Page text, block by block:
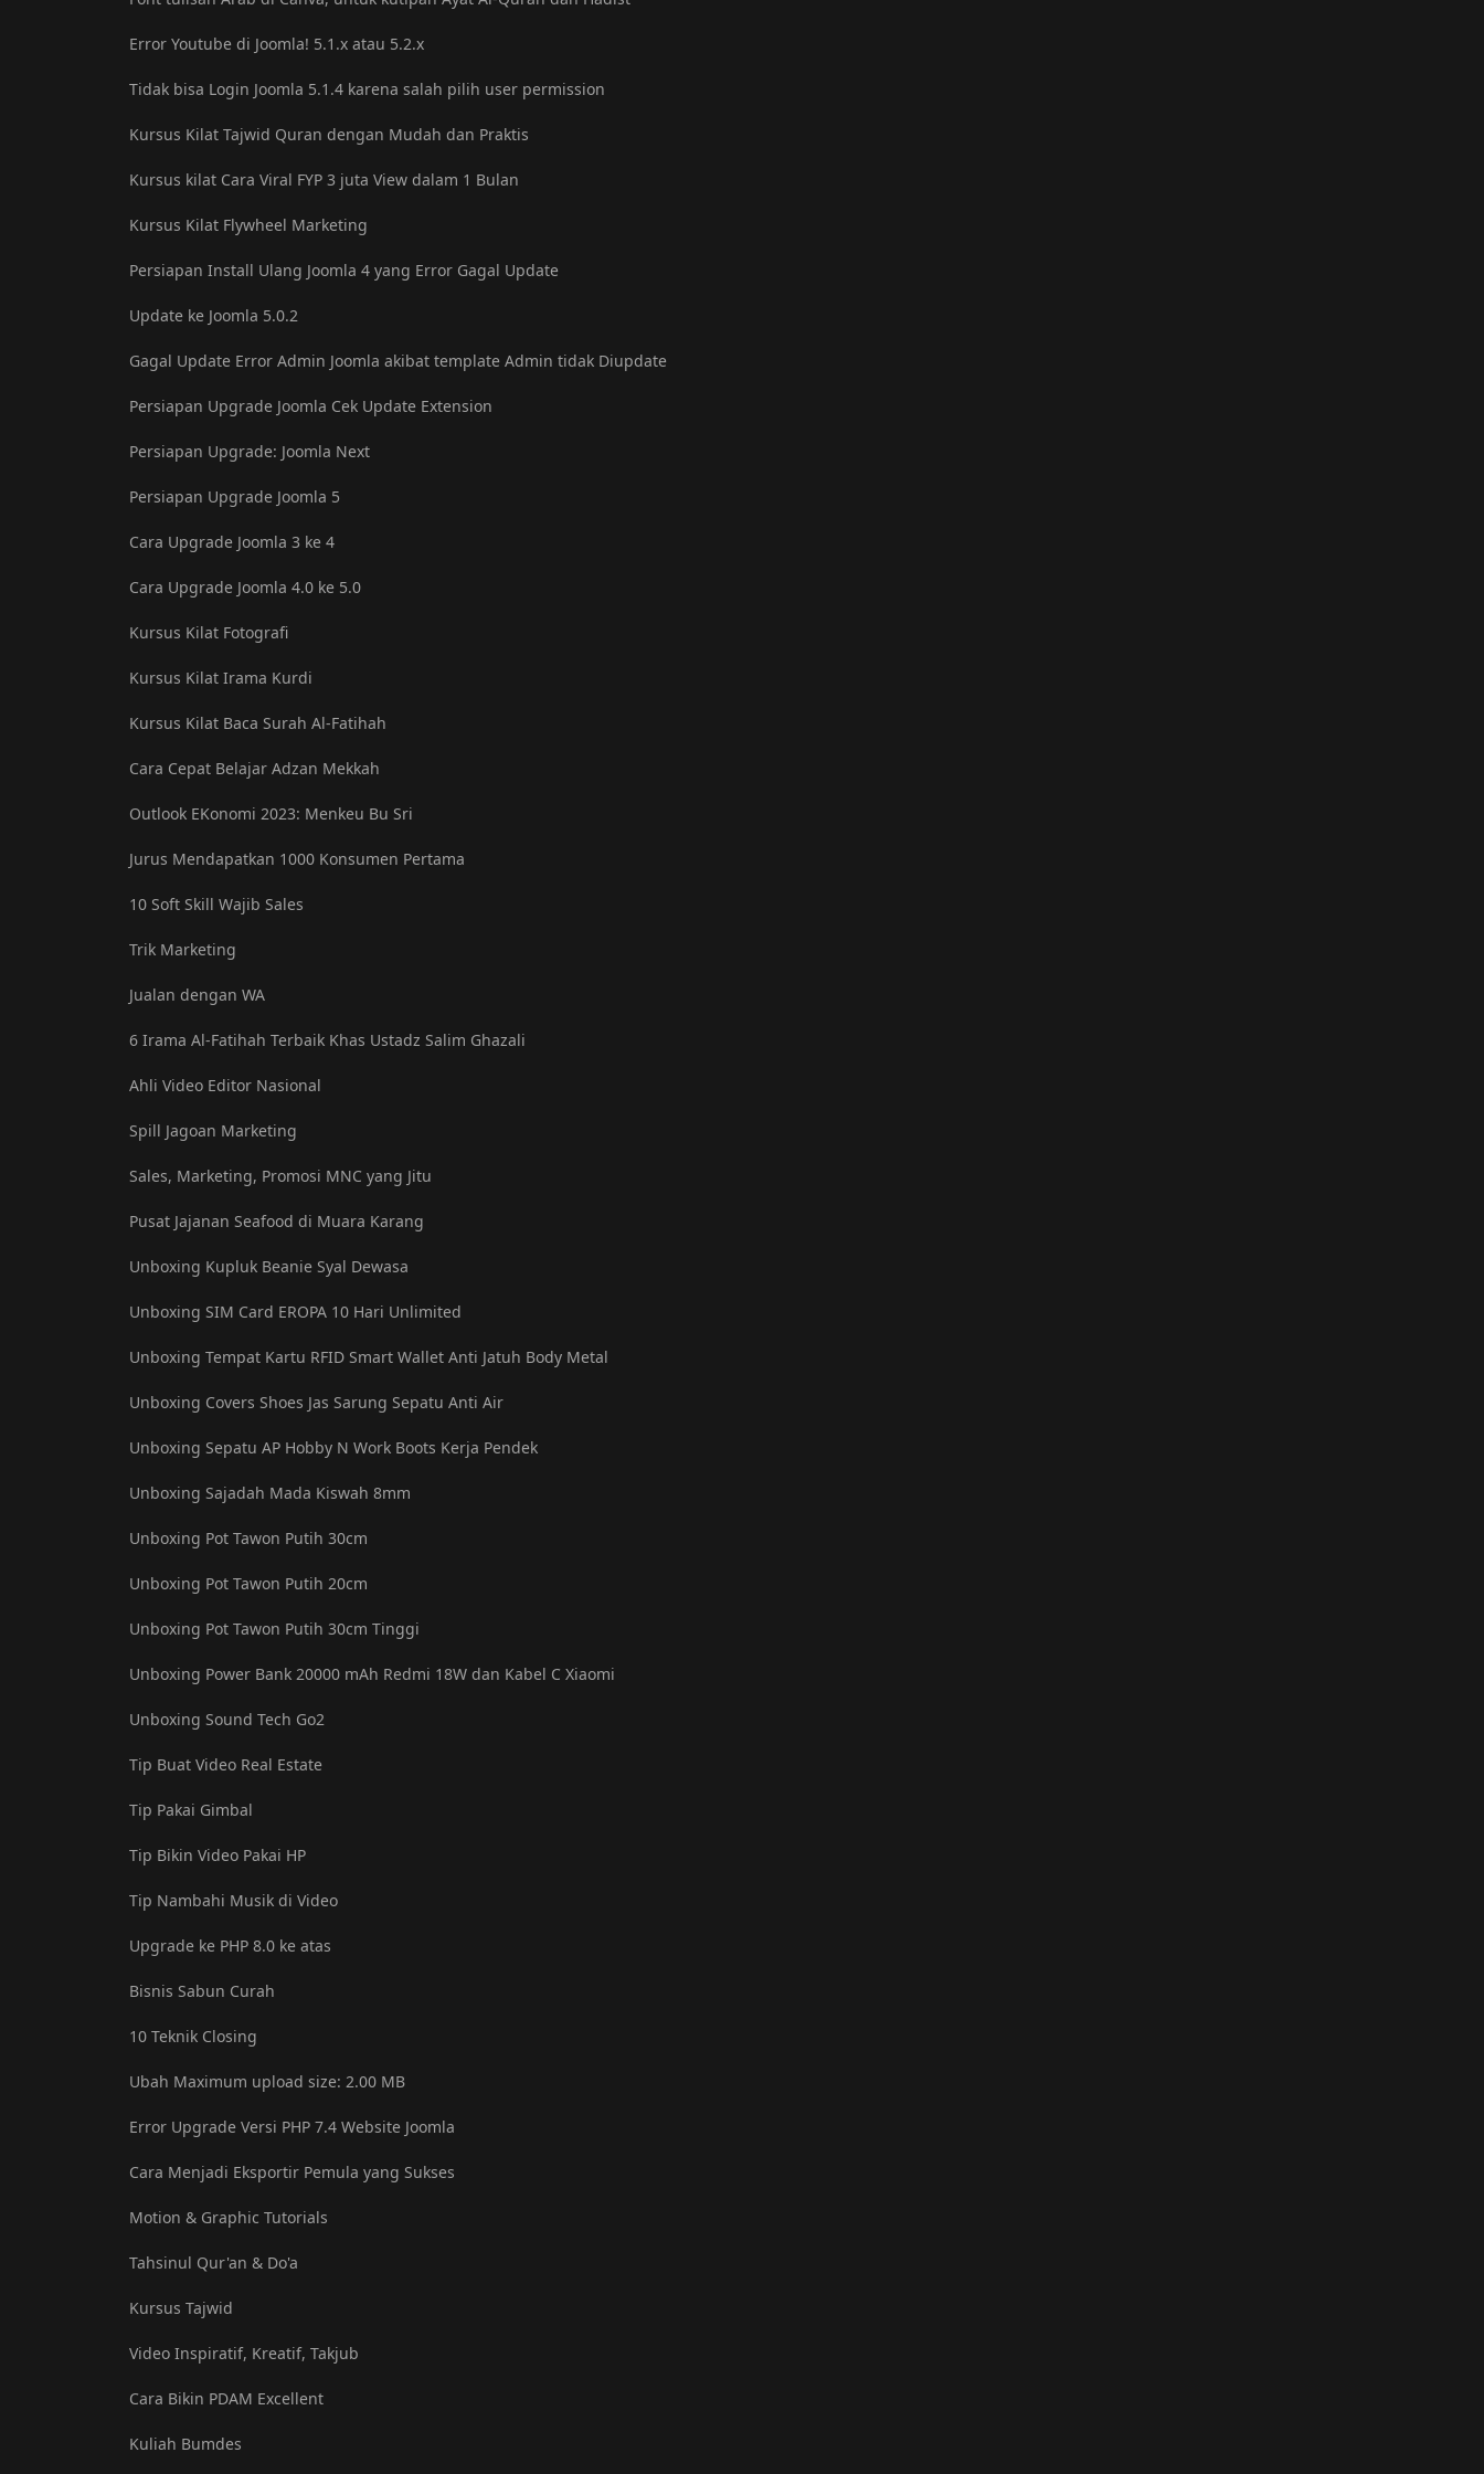
Error Youtube di Joomla! 5.1.x atau 5.2.x
Tidak bisa Login Joomla 5.1.4 karena salah pilih user permission
Kursus Kilat Tajwid Quran dengan Mudah dan Praktis
Kursus kilat Cara Viral FYP 3 juta View dalam 1 Bulan
Kursus Kilat Flywheel Marketing
Persiapan Install Ulang Joomla 4 yang Error Gagal Update
Update ke Joomla 5.0.2
Gagal Update Error Admin Joomla akibat template Admin tidak Diupdate
Persiapan Upgrade Joomla Cek Update Extension
Persiapan Upgrade: Joomla Next
Persiapan Upgrade Joomla 5
Cara Upgrade Joomla 3 ke 4
Cara Upgrade Joomla 4.0 ke 5.0
Kursus Kilat Fotografi
Kursus Kilat Irama Kurdi
Kursus Kilat Baca Surah Al-Fatihah
Cara Cepat Belajar Adzan Mekkah
Outlook EKonomi 2023: Menkeu Bu Sri
Jurus Mendapatkan 1000 Konsumen Pertama
10 Soft Skill Wajib Sales
Trik Marketing
Jualan dengan WA
6 Irama Al-Fatihah Terbaik Khas Ustadz Salim Ghazali
Ahli Video Editor Nasional
Spill Jagoan Marketing
Sales, Marketing, Promosi MNC yang Jitu
Pusat Jajanan Seafood di Muara Karang
Unboxing Kupluk Beanie Syal Dewasa
Unboxing SIM Card EROPA 10 Hari Unlimited
Unboxing Tempat Kartu RFID Smart Wallet Anti Jatuh Body Metal
Unboxing Covers Shoes Jas Sarung Sepatu Anti Air
Unboxing Sepatu AP Hobby N Work Boots Kerja Pendek
Unboxing Sajadah Mada Kiswah 8mm
Unboxing Pot Tawon Putih 30cm
Unboxing Pot Tawon Putih 20cm
Unboxing Pot Tawon Putih 30cm Tinggi
Unboxing Power Bank 20000 mAh Redmi 18W dan Kabel C Xiaomi
Unboxing Sound Tech Go2
Tip Buat Video Real Estate
Tip Pakai Gimbal
Tip Bikin Video Pakai HP
Tip Nambahi Musik di Video
Upgrade ke PHP 8.0 ke atas
Bisnis Sabun Curah
10 Teknik Closing
Ubah Maximum upload size: ‎2.00 MB
Error Upgrade Versi PHP 7.4 Website Joomla
Cara Menjadi Eksportir Pemula yang Sukses
Motion & Graphic Tutorials
Tahsinul Qur'an & Do'a
Kursus Tajwid
Video Inspiratif, Kreatif, Takjub
Cara Bikin PDAM Excellent
Kuliah Bumdes